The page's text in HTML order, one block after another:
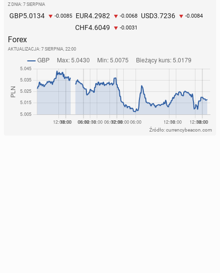
Z DNIA: 7 SIERPNIA
GBP5.0134 -0.0085 EUR4.2982 -0.0068 USD3.7236 -0.0084
CHF4.6049 -0.0031
Forex
AKTUALIZACJA: 7 SIERPNIA, 22:00
Źródło: currencybeacon.com